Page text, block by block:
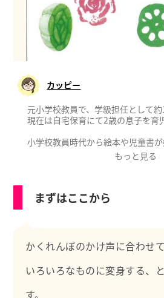
カッピー
元小学校教員で、学級担任として約
現在は自宅保育にて2歳の息子を育
小学校教員時代から絵本や児童書
ちに本の楽しさを知ってほしい」
まな取り組みを実践してきました。
これまで小学生の子どもたちと関わ
信できればと思っています。
よろしくお願いします。
あひるのあしあと～おはなしおしえ
もっと見る
まずはここから
かくれんぼのかけ声に合わせ
いろいろなものに変身する、
す。